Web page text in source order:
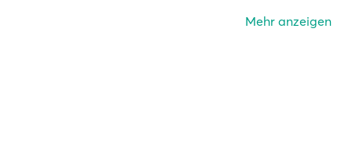
Mehr anzeigen